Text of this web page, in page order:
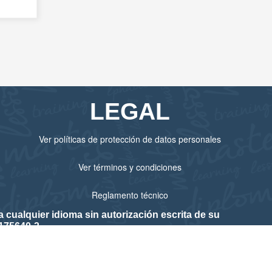
LEGAL
Ver políticas de protección de datos personales
Ver términos y condiciones
Reglamento técnico
cualquier idioma sin autorización escrita de su
3